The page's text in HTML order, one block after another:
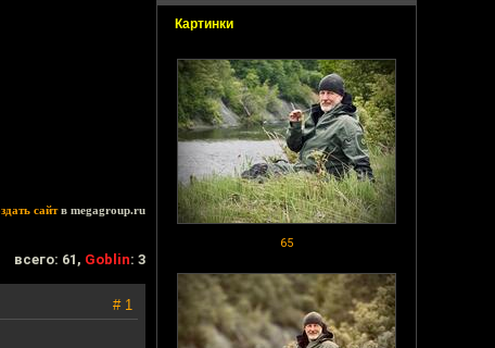
Картинки
65
сайтв megagroup.ru
всего: 61, Goblin: 3
# 1